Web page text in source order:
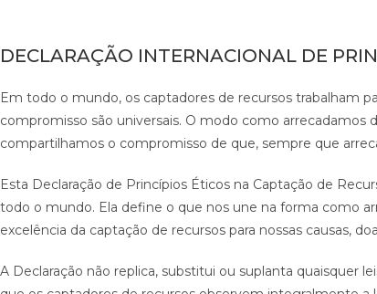
DECLARAÇÃO INTERNACIONAL DE
Em todo o mundo, os captadores de recursos trabalham
compromisso são universais. O modo como arrecadamos
compartilhamos o compromisso de que, sempre que
Esta Declaração de Princípios Éticos na Captação de
todo o mundo. Ela define o que nos une na forma como
excelência da captação de recursos para nossas causas,
A Declaração não replica, substitui ou suplanta quaisquer